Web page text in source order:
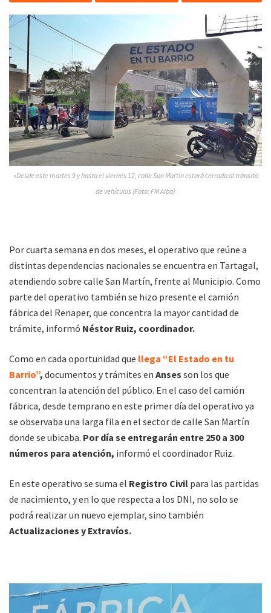
»Desde este martes 9 y hasta el viernes 12, calle San Martín estará cerrada al tránsito
de vehículos (Foto: FM Alba)
Por cuarta semana en dos meses, el operativo que reúne a
distintas dependencias nacionales se encuentra en Tartagal,
atendiendo sobre calle San Martín, frente al Municipio. Como
parte del operativo también se hizo presente el camión
fábrica del Renaper, que concentra la mayor cantidad de
trámite, informó Néstor Ruiz, coordinador.
Como en cada oportunidad que llega “El Estado en tu
Barrio”, documentos y trámites en Anses son los que
concentran la atención del público. En el caso del camión
fábrica, desde temprano en este primer día del operativo ya
se observaba una larga fila en el sector de calle San Martín
donde se ubicaba. Por día se entregarán entre 250 a 300
números para atención, informó el coordinador Ruiz.
En este operativo se suma el Registro Civil para las partidas
de nacimiento, y en lo que respecta a los DNI, no solo se
podrá realizar un nuevo ejemplar, sino también
Actualizaciones y Extravíos.